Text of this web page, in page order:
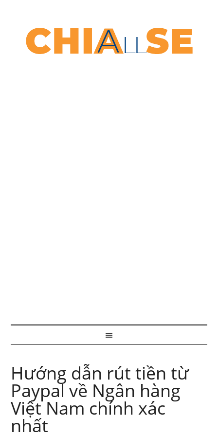
Hướng dẫn rút tiền từ
Paypal về Ngân hàng
Việt Nam chính xác
nhất